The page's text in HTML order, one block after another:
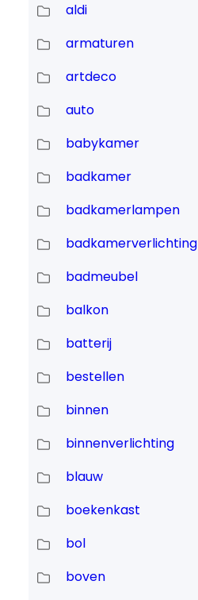
aldi
armaturen
artdeco
auto
babykamer
badkamer
badkamerlampen
badkamerverlichting
badmeubel
balkon
batterij
bestellen
binnen
binnenverlichting
blauw
boekenkast
bol
boven